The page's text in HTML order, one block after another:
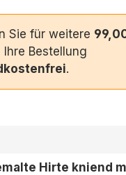
Sie für weitere
Ihre Bestellung
.
Hirte kniend